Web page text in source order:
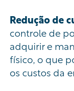
Redução de
controle de
adquirir e
físico, o que
os custos da